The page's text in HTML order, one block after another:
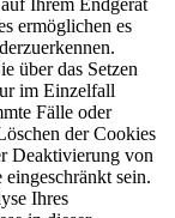
ermöglichen es
über das Setzen
im Einzelfall
Fälle oder
der Cookies
Deaktivierung von
sein.
Ihres